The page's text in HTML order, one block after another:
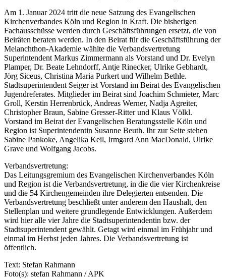
Am 1. Januar 2024 tritt die neue Satzung des Evangelischen
Kirchenverbandes Köln und Region in Kraft. Die bisherigen
Fachausschüsse werden durch Geschäftsführungen ersetzt, die von
Beiräten beraten werden. In den Beirat für die Geschäftsführung der
Melanchthon-Akademie wählte die Verbandsvertretung
Superintendent Markus Zimmermann als Vorstand und Dr. Evelyn
Plamper, Dr. Beate Lehndorff, Antje Rinecker, Ulrike Gebhardt,
Jörg Siceus, Christina Maria Purkert und Wilhelm Bethle.
Stadtsuperintendent Seiger ist Vorstand im Beirat des Evangelischen
Jugendreferates. Mitglieder im Beirat sind Joachim Schmieter, Marc
Groll, Kerstin Herrenbrück, Andreas Werner, Nadja Agreiter,
Christopher Braun, Sabine Gresser-Ritter und Klaus Völkl.
Vorstand im Beirat der Evangelischen Beratungsstelle Köln und
Region ist Superintendentin Susanne Beuth. Ihr zur Seite stehen
Sabine Pankoke, Angelika Keil, Irmgard Ann MacDonald, Ulrike
Grave und Wolfgang Jacobs.
Verbandsvertretung:
Das Leitungsgremium des Evangelischen Kirchenverbandes Köln
und Region ist die Verbandsvertretung, in die die vier Kirchenkreise
und die 54 Kirchengemeinden ihre Delegierten entsenden. Die
Verbandsvertretung beschließt unter anderem den Haushalt, den
Stellenplan und weitere grundlegende Entwicklungen. Außerdem
wird hier alle vier Jahre die Stadtsuperintendentin bzw. der
Stadtsuperintendent gewählt. Getagt wird einmal im Frühjahr und
einmal im Herbst jeden Jahres. Die Verbandsvertretung ist
öffentlich.
Text: Stefan Rahmann
Foto(s): stefan Rahmann / APK